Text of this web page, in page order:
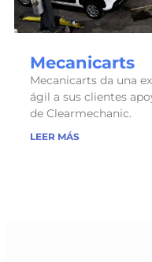
Mecanicarts
Mecanicarts da una
ágil a sus clientes
de Clearmechanic.
LEER MÁS